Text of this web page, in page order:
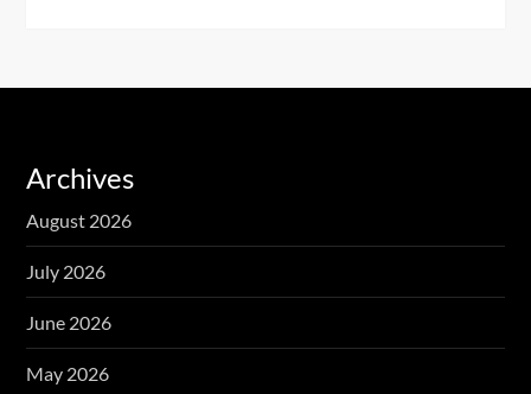
Archives
August 2026
July 2026
June 2026
May 2026